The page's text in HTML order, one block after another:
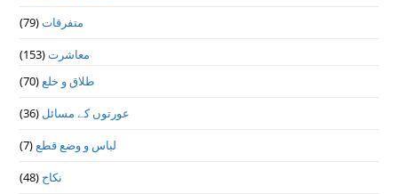
متفرقات(79)
معاشرت(153)
طلاق و خلع(70)
عورتوں کے مسائل (36)
لباس و وضع قطع(7)
نکاح (48)